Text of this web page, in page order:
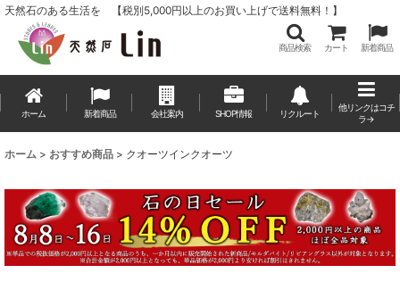
天然石のある生活を 【税別5,000円以上のお買い上げで送料無料！】
商品検索 カート 新着商品
ホーム 新着商品 会社案内 SHOP情報 リクルート
他リンクはコチ
ラ→
ホーム > おすすめ商品 > クオーツインクオーツ